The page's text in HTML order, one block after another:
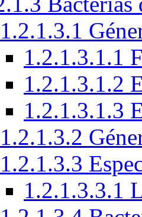
1.2.1.3.1
1.2.1.3.1.1
1.2.1.3.1.2
1.2.1.3.1.3
1.2.1.3.2
1.2.1.3.3
1.2.1.3.3.1